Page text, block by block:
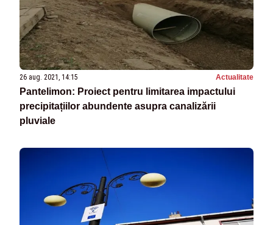
26 aug. 2021, 14:15 Actualitate
Pantelimon: Proiect pentru limitarea impactului
precipitațiilor abundente asupra canalizării
pluviale